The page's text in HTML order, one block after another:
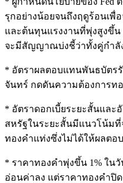
รุกอย่างน้อยจนถึงฤดูร้อนเพื่
และต้นทุนแรงงานที่พุ่งสูงขึ้
จะมีสัญญาณบ่งชี้ว่าทั้งคู่กำลั
* อัตราผลตอบแทนพันธบัตร
จันทร์ กดดันความต้องการท
* อัตราดอกเบี้ยระยะสั้นแล
สหรัฐในระยะสั้นมีแนวโน้มที่
ทองคำแท่งซึ่งไม่ได้ให้ผลตอ
* ราคาทองคำพุ่งขึ้น 1% ใน
อ่อนค่าลง แต่ราคาทองคำปิ